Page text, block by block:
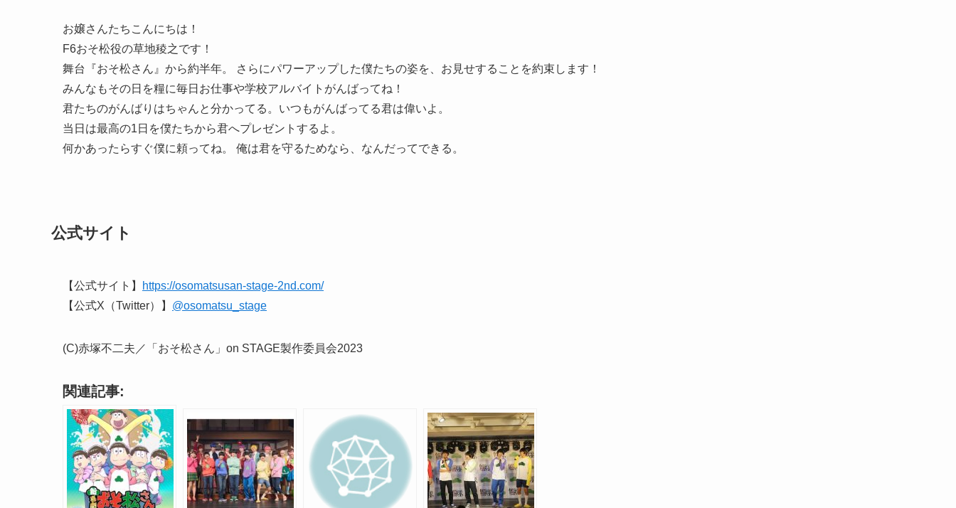
お嬢さんたちこんにちは！
F6おそ松役の草地稜之です！
舞台『おそ松さん』から約半年。 さらにパワーアップした僕たちの姿を、お見せすることを約束します！
みんなもその日を糧に毎日お仕事や学校アルバイトがんばってね！
君たちのがんばりはちゃんと分かってる。いつもがんばってる君は偉いよ。
当日は最高の1日を僕たちから君へプレゼントするよ。
何かあったらすぐ僕に頼ってね。 俺は君を守るためなら、なんだってできる。
公式サイト
【公式サイト】
https://osomatsusan-stage-2nd.com/
【公式X（Twitter）】 @osomatsu_stage
(C)赤塚不二夫／「おそ松さん」on STAGE製作委員会2023
関連記事: